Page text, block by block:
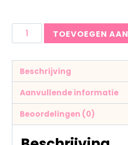
TOEVOEGEN
Beschrijving
Aanvullende informatie
Beoordelingen (0)